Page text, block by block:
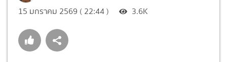
15 มกราคม 2569 ( 22:44 ) 3.6K